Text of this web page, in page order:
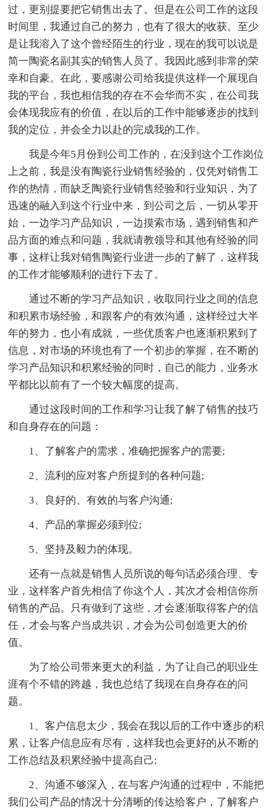
过，更别提要把它销售出去了。但是在公司工作的这段
时间里，我通过自己的努力，也有了很大的收获。至少
是让我溶入了这个曾经陌生的行业，现在的我可以说是
简一陶瓷名副其实的销售人员了。我因此感到非常的荣
幸和自豪。在此，要感谢公司给我提供这样一个展现自
我的平台，我也相信我的存在不会华而不实，在公司我
会体现我应有的价值，在以后的工作中能够逐步的找到
我的定位，并会全力以赴的完成我的工作。
我是今年5月份到公司工作的，在没到这个工作岗位
上之前，我是没有陶瓷行业销售经验的，仅凭对销售工
作的热情，而缺乏陶瓷行业销售经验和行业知识，为了
迅速的融入到这个行业中来，到公司之后，一切从零开
始，一边学习产品知识，一边摸索市场，遇到销售和产
品方面的难点和问题，我就请教领导和其他有经验的同
事，这样让我对销售陶瓷行业进一步的了解了，这样我
的工作才能够顺利的进行下去了。
通过不断的学习产品知识，收取同行业之间的信息
和积累市场经验，和跟客户的有效沟通，这样经过大半
年的努力，也小有成就，一些优质客户也逐渐积累到了
信息，对市场的环境也有了一个初步的掌握，在不断的
学习产品知识和积累经验的同时，自己的能力，业务水
平都比以前有了一个较大幅度的提高。
通过这段时间的工作和学习让我了解了销售的技巧
和自身存在的问题：
1、了解客户的需求，准确把握客户的需要;
2、流利的应对客户所提到的各种问题;
3、良好的、有效的与客户沟通;
4、产品的掌握必须到位;
5、坚持及毅力的体现。
还有一点就是销售人员所说的每句话必须合理、专
业，这样客户首先相信了你这个人，其次才会相信你所
销售的产品。只有做到了这些，才会逐渐取得客户的信
任，才会与客户当成共识，才会为公司创造更大的价
值。
为了给公司带来更大的利益，为了让自己的职业生
涯有个不错的跨越，我也总结了我现在自身存在的问
题。
1、客户信息太少，我会在我以后的工作中逐步的积
累，让客户信息应有尽有，这样我也会更好的从不断的
工作总结及积累经验中提高自己;
2、沟通不够深入，在与客户沟通的过程中，不能把
我们公司产品的情况十分清晰的传达给客户，了解客户